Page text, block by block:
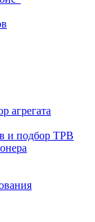
агрегата
и подбор ТРВ